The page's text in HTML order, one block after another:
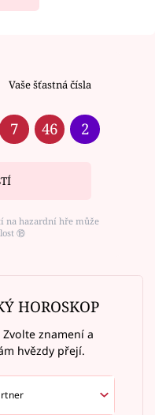
Vaše šťastná čísla
7 46 2
na hazardní hře může
⑱
HOROSKOP
Zvolte znamení a
hvězdy přejí.